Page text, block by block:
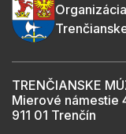
TRENČIANSKE
Mierové námestie
911 01 Trenčín